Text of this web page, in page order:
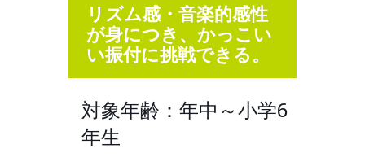
リズム感・音楽的感性
が身につき、かっこい
い振付に挑戦できる。
対象年齢：年中～小学6
年生